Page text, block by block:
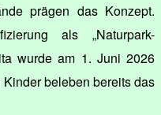
prägen das Konzept.
als „Naturpark-
wurde am 1. Juni 2026
beleben bereits das